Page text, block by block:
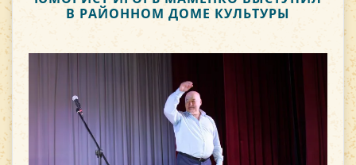
В РАЙОННОМ ДОМЕ КУЛЬТУРЫ